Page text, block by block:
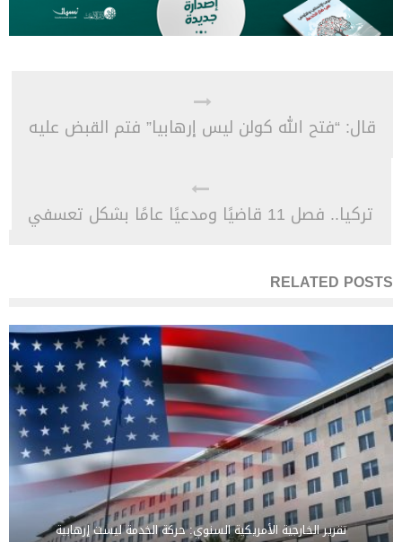
قال: “فتح الله كولن ليس إرهابيا” فتم القبض عليه
تركيا.. فصل 11 قاضيًا ومدعيًا عامًا بشكل تعسفي
RELATED POSTS
تقرير الخارجية الأمريكية السنوي: حركة الخدمة ليست إرهابية